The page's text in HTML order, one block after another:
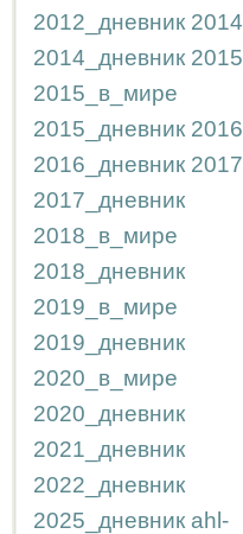
2012_дневник 2014
2014_дневник 2015
2015_в_мире
2015_дневник 2016
2016_дневник 2017
2017_дневник
2018_в_мире
2018_дневник
2019_в_мире
2019_дневник
2020_в_мире
2020_дневник
2021_дневник
2022_дневник
2025_дневник ahl-